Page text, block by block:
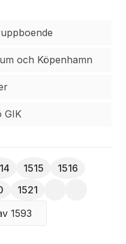
och Köpenhamn
GIK
1515
1516
1521
1593